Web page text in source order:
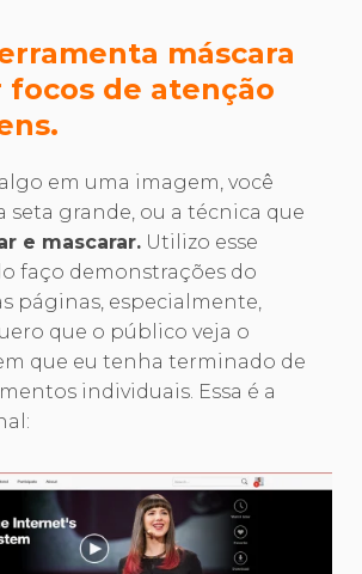
máscara
focos de atenção
em uma imagem, você
seta grande, ou a técnica que
e mascarar. Utilizo esse
faço demonstrações do
páginas, especialmente,
que o público veja o
que eu tenha terminado de
individuais. Essa é a